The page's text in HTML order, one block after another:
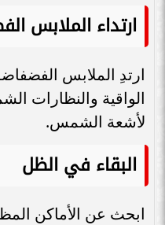
ارتداء الملابس
ارتدِ الملابس
الواقية والنظارات
لأشعة الشمس.
البقاء في الظل
ابحث عن الأماكن